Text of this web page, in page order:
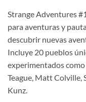
Strange Adventures
para aventuras y
descubrir nuevas
Incluye 20 pueblos
experimentados
Teague, Matt Colville,
Kunz.